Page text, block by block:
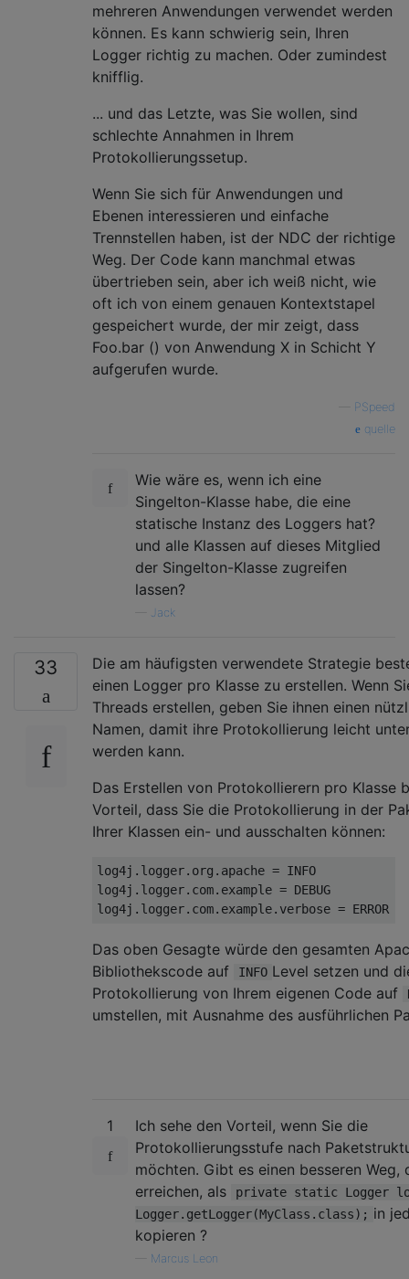
mehreren Anwendungen verwendet werden
können. Es kann schwierig sein, Ihren
Logger richtig zu machen. Oder zumindest
knifflig.
... und das Letzte, was Sie wollen, sind
schlechte Annahmen in Ihrem
Protokollierungssetup.
Wenn Sie sich für Anwendungen und
Ebenen interessieren und einfache
Trennstellen haben, ist der NDC der richtige
Weg. Der Code kann manchmal etwas
übertrieben sein, aber ich weiß nicht, wie
oft ich von einem genauen Kontextstapel
gespeichert wurde, der mir zeigt, dass
Foo.bar () von Anwendung X in Schicht Y
aufgerufen wurde.
PSpeed
quelle
Wie wäre es, wenn ich eine
Singelton-Klasse habe, die eine
statische Instanz des Loggers hat?
und alle Klassen auf dieses Mitglied
der Singelton-Klasse zugreifen
lassen?
Jack
33
Die am häufigsten verwendete Strategie
einen Logger pro Klasse zu erstellen. Wenn
Threads erstellen, geben Sie ihnen einen
Namen, damit ihre Protokollierung leicht
werden kann.
Das Erstellen von Protokollierern pro Klasse
Vorteil, dass Sie die Protokollierung in der
Ihrer Klassen ein- und ausschalten können:
log4j.logger.org.apache = INFO
log4j.logger.com.example = DEBUG
Das oben Gesagte würde den gesamten
Bibliothekscode auf
INFO Level setzen und
Protokollierung von Ihrem eigenen Code auf
umstellen, mit Ausnahme des ausführlichen
1
Ich sehe den Vorteil, wenn Sie die
Protokollierungsstufe nach
möchten. Gibt es einen besseren Weg,
erreichen, als
private static Logger
Logger.getLogger(MyClass.class); in
kopieren ?
Marcus Leon